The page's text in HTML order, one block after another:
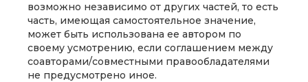
возможно независимо от других частей, то есть
часть, имеющая самостоятельное значение,
может быть использована ее автором по
своему усмотрению, если соглашением между
соавторами/совместными правообладателями
не предусмотрено иное.